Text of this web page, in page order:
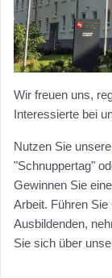
Wir freuen uns,
Interessierte bei
Nutzen Sie unsere
"Schnuppertag"
Gewinnen Sie
Arbeit. Führen
Ausbildenden,
Sie sich über